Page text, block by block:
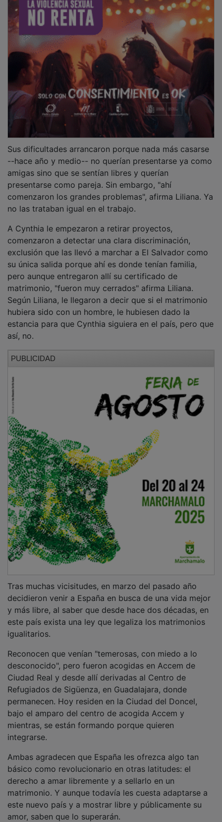
--hace año y medio-- no querían presentarse ya como
amigas sino que se sentían libres y querían
presentarse como pareja. Sin embargo, "ahí
comenzaron los grandes problemas", afirma Liliana. Ya
no las trataban igual en el trabajo.
comenzaron a detectar una clara discriminación,
exclusión que las llevó a marchar a El Salvador como
su única salida porque ahí es donde tenían familia,
pero aunque entregaron allí su certificado de
matrimonio, "fueron muy cerrados" afirma Liliana.
Según Liliana, le llegaron a decir que si el matrimonio
hubiera sido con un hombre, le hubiesen dado la
estancia para que Cynthia siguiera en el país, pero que
así, no.
decidieron venir a España en busca de una vida mejor
y más libre, al saber que desde hace dos décadas, en
este país exista una ley que legaliza los matrimonios
igualitarios.
desconocido", pero fueron acogidas en Accem de
Ciudad Real y desde allí derivadas al Centro de
Refugiados de Sigüenza, en Guadalajara, donde
permanecen. Hoy residen en la Ciudad del Doncel,
bajo el amparo del centro de acogida Accem y
mientras, se están formando porque quieren
integrarse.
básico como revolucionario en otras latitudes: el
derecho a amar libremente y a sellarlo en un
matrimonio. Y aunque todavía les cuesta adaptarse a
este nuevo país y a mostrar libre y públicamente su
amor, saben que lo superarán.